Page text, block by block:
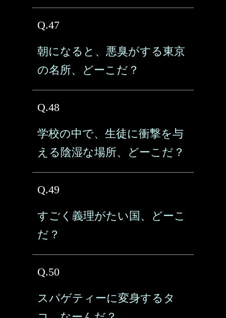
Q.47
朝になると、悪臭がする東京
の名所、どーこだ？
Q.48
学校の中で、生徒に衝撃を与
える陰湿な場所、どーこだ？
Q.49
すごく義理がたい国、どーこ
だ？
Q.50
スパゲティーに変身するタ